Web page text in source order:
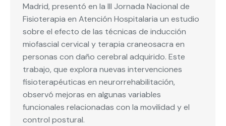
Madrid, presentó en la III Jornada Nacional de
Fisioterapia en Atención Hospitalaria un estudio
sobre el efecto de las técnicas de inducción
miofascial cervical y terapia craneosacra en
personas con daño cerebral adquirido. Este
trabajo, que explora nuevas intervenciones
fisioterapéuticas en neurorrehabilitación,
observó mejoras en algunas variables
funcionales relacionadas con la movilidad y el
control postural.